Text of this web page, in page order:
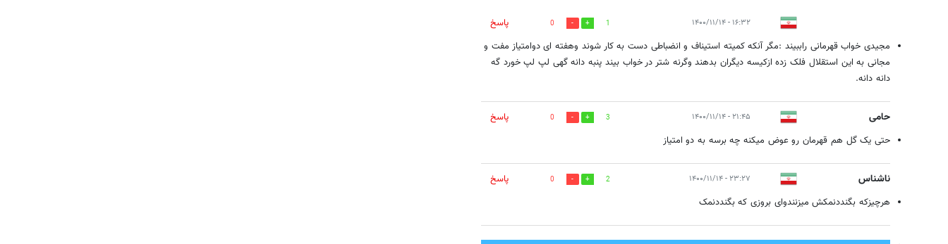
۱۶:۳۲ - ۱۴۰۰/۱۱/۱۴ 1
0
پاسخ
مجیدی خواب قهرمانی راببیند :مگر آنکه کمیته استیناف و انضباطی دست به کار شوند وهفته ای دوامتیاز مفت و
مجانی به این استقلال فلک زده ازکیسه دیگران بدهند وگرنه شتر در خواب بیند پنبه دانه گهی لپ لپ خورد گه
دانه دانه.
حامی ۲۱:۴۵ - ۱۴۰۰/۱۱/۱۴ 3
0
پاسخ
حتی یک گل هم قهرمان رو عوض میکنه چه برسه به دو امتیاز
ناشناس ۲۳:۲۷ - ۱۴۰۰/۱۱/۱۴ 2
0
پاسخ
هرچیزکه بگنددنمکش میزنندوای بروزی که بگنددنمک